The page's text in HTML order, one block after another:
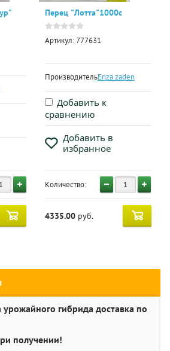
гибрида доставка по
получении!
Перец "Лотта"1000с
Артикул:777631
Производитель:Enza zaden
Добавить к
сравнению
Добавить в
избранное
Количество:
4335.00руб.